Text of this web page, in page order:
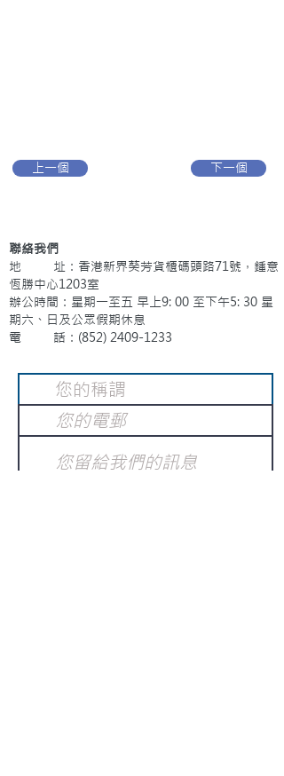
上一個 下一個
聯絡我們
地 址：香港新界葵芳貨櫃碼頭路71號，鍾意
恆勝中心1203室
辦公時間：星期一至五 早上9: 00 至下午5: 30 星
期六、日及公眾假期休息
電 話：(852) 2409-1233